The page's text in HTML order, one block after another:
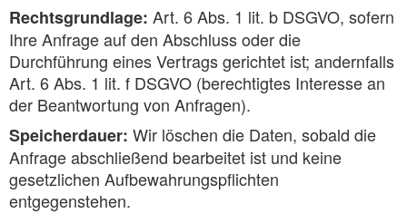
Rechtsgrundlage: Art. 6 Abs. 1 lit. b DSGVO, sofern
Ihre Anfrage auf den Abschluss oder die
Durchführung eines Vertrags gerichtet ist; andernfalls
Art. 6 Abs. 1 lit. f DSGVO (berechtigtes Interesse an
der Beantwortung von Anfragen).
Speicherdauer: Wir löschen die Daten, sobald die
Anfrage abschließend bearbeitet ist und keine
gesetzlichen Aufbewahrungspflichten
entgegenstehen.